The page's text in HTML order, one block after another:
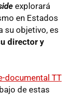
explorará
en Estados
su objetivo, es
director y
documental TT
de estas